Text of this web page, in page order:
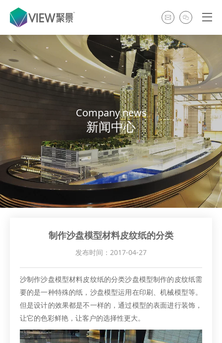
Company news
新闻中心
制作沙盘模型材料皮纹纸的分类
发布时间：2017-04-27
沙制作沙盘模型材料皮纹纸的分类沙盘模型制作的皮纹纸需
要的是一种特殊的纸，沙盘模型运用在印刷、机械模型等。
但是设计的效果都是不一样的，通过模型的表面进行装饰，
让它的色彩鲜艳，让客户的选择性更大。